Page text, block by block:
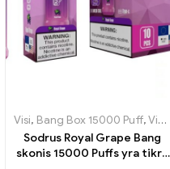
Visi, Bang Box 15000 Puff,Vienkartinės elektroninės cigaretės Švedija
Sodrus Royal Grape Bang
skonis 15000 Puffs yra tikra